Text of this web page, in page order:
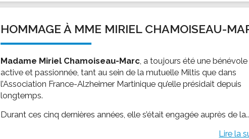
HOMMAGE À MME MIRIEL CHAMOISEAU-
Madame Miriel Chamoiseau-Marc , a toujours été une bénévole
active et passionnée, tant au sein de la mutuelle Miltis que dans
l’Association France-Alzheimer Martinique qu’elle présidait depuis
longtemps.
Durant ces cinq dernières années, elle s’était engagée auprès de
Lire la